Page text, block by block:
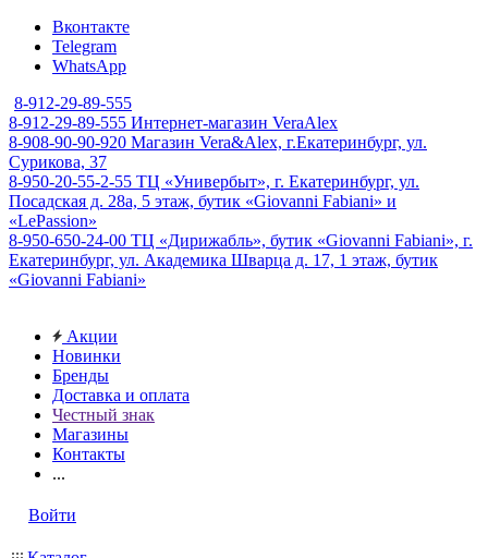
Вконтакте
Telegram
WhatsApp
8-912-29-89-555
8-912-29-89-555 Интернет-магазин VeraAlex
8-908-90-90-920 Магазин Vera&Alex, г.Екатеринбург, ул.
Сурикова, 37
8-950-20-55-2-55 ТЦ «Универбыт», г. Екатеринбург, ул.
Посадская д. 28а, 5 этаж, бутик «Giovanni Fabiani» и
«LePassion»
8-950-650-24-00 ТЦ «Дирижабль», бутик «Giovanni Fabiani», г.
Екатеринбург, ул. Академика Шварца д. 17, 1 этаж, бутик
«Giovanni Fabiani»
Акции
Новинки
Бренды
Доставка и оплата
Честный знак
Магазины
Контакты
...
Войти